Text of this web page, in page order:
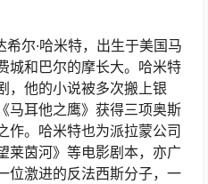
希尔·哈米特，出生于美国马
城和巴尔的摩长大。哈米特
，他的小说被多次搬上银
马耳他之鹰》获得三项奥斯
作。哈米特也为派拉蒙公司
莱茵河》等电影剧本，亦广
位激进的反法西斯分子，一